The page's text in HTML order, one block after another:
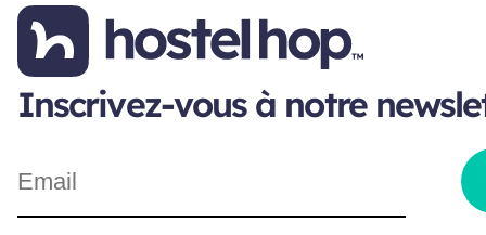
Inscrivez-vous à notre